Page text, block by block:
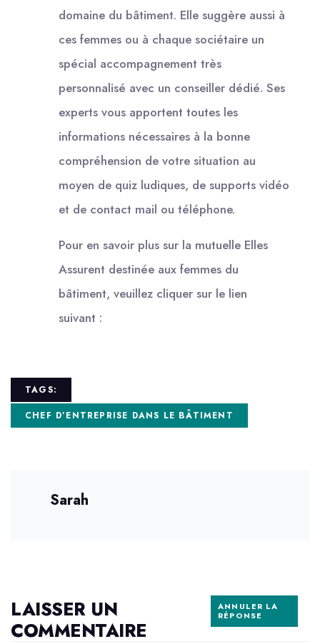
domaine du bâtiment. Elle suggère aussi à
ces femmes ou à chaque sociétaire un
spécial accompagnement très
personnalisé avec un conseiller dédié. Ses
experts vous apportent toutes les
informations nécessaires à la bonne
compréhension de votre situation au
moyen de quiz ludiques, de supports vidéo
et de contact mail ou téléphone.
Pour en savoir plus sur la mutuelle Elles
Assurent destinée aux femmes du
bâtiment, veuillez cliquer sur le lien
suivant :
TAGS:
CHEF D’ENTREPRISE DANS LE BÂTIMENT
Sarah
LAISSER UN
COMMENTAIRE
ANNULER LA
RÉPONSE